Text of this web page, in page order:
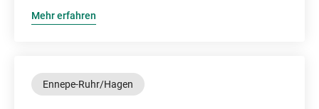
Mehr erfahren
Ennepe-Ruhr/Hagen